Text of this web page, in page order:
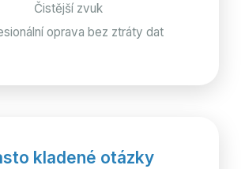
Čistější zvuk
oprava bez ztráty dat
kladené otázky